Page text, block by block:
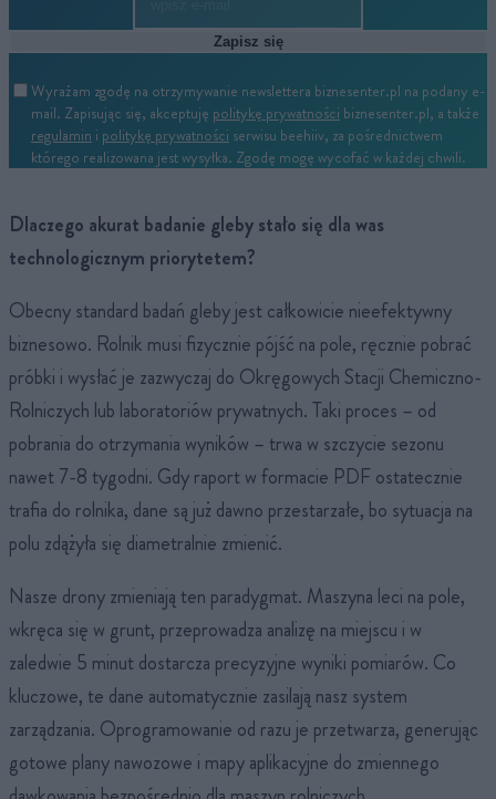
Zapisz się
Wyrażam zgodę na otrzymywanie newslettera biznesenter.pl na podany e-
mail. Zapisując się, akceptuję politykę prywatności biznesenter.pl, a także
regulamin i politykę prywatności serwisu beehiiv, za pośrednictwem
którego realizowana jest wysyłka. Zgodę mogę wycofać w każdej chwili.
Dlaczego akurat badanie gleby stało się dla was
technologicznym priorytetem?
Obecny standard badań gleby jest całkowicie nieefektywny
biznesowo. Rolnik musi fizycznie pójść na pole, ręcznie pobrać
próbki i wysłać je zazwyczaj do Okręgowych Stacji Chemiczno-
Rolniczych lub laboratoriów prywatnych. Taki proces – od
pobrania do otrzymania wyników – trwa w szczycie sezonu
nawet 7-8 tygodni. Gdy raport w formacie PDF ostatecznie
trafia do rolnika, dane są już dawno przestarzałe, bo sytuacja na
polu zdążyła się diametralnie zmienić.
Nasze drony zmieniają ten paradygmat. Maszyna leci na pole,
wkręca się w grunt, przeprowadza analizę na miejscu i w
zaledwie 5 minut dostarcza precyzyjne wyniki pomiarów. Co
kluczowe, te dane automatycznie zasilają nasz system
zarządzania. Oprogramowanie od razu je przetwarza, generując
gotowe plany nawozowe i mapy aplikacyjne do zmiennego